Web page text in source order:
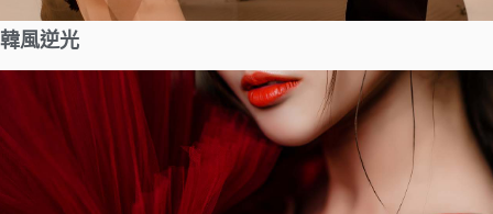
韓風逆光